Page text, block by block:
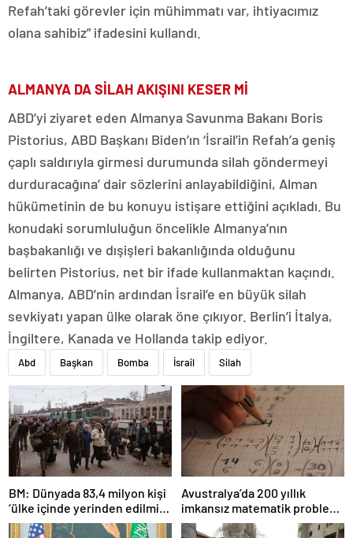
Refah’taki görevler için mühimmatı var, ihtiyacımız
olana sahibiz” ifadesini kullandı.
ALMANYA DA SİLAH AKIŞINI KESER Mİ
ABD’yi ziyaret eden Almanya Savunma Bakanı Boris
Pistorius, ABD Başkanı Biden’ın ‘İsrail’in Refah’a geniş
çaplı saldırıyla girmesi durumunda silah göndermeyi
durduracağına’ dair sözlerini anlayabildiğini, Alman
hükümetinin de bu konuyu istişare ettiğini açıkladı. Bu
konudaki sorumluluğun öncelikle Almanya’nın
başbakanlığı ve dışişleri bakanlığında olduğunu
belirten Pistorius, net bir ifade kullanmaktan kaçındı.
Almanya, ABD’nin ardından İsrail’e en büyük silah
sevkiyatı yapan ülke olarak öne çıkıyor. Berlin’i İtalya,
İngiltere, Kanada ve Hollanda takip ediyor.
Abd Başkan Bomba İsrail Silah
BM: Dünyada 83,4 milyon kişi
‘ülke içinde yerinden edilmiş’
olarak yaşıyor
Avustralya’da 200 yıllık
imkansız matematik problemi
çözüldü